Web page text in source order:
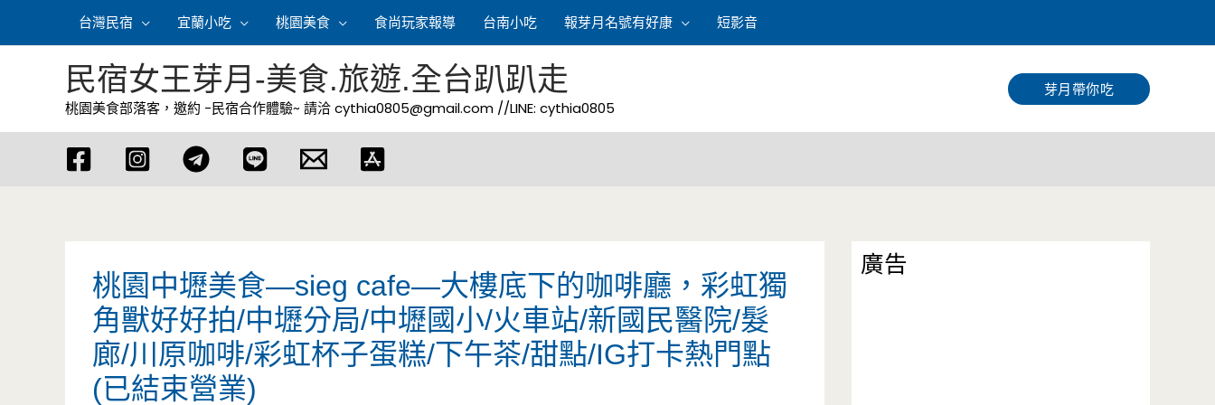
容
台灣民宿 宜蘭小吃 桃園美食 食尚玩家報導 台南小吃 報芽月名號有好康 短影音
尋
民宿女王芽月-美食.旅遊.全台趴趴走
桃園美食部落客，邀約 -民宿合作體驗~ 請洽cythia0805@gmail.com //LINE: cythia0805
芽月帶你吃
桃園中壢美食—sieg cafe—大樓底下的咖啡廳，彩虹獨
角獸好好拍/中壢分局/中壢國小/火車站/新國民醫院/髮
廊/川原咖啡/彩虹杯子蛋糕/下午茶/甜點/IG打卡熱門點
(已結束營業)
廣告